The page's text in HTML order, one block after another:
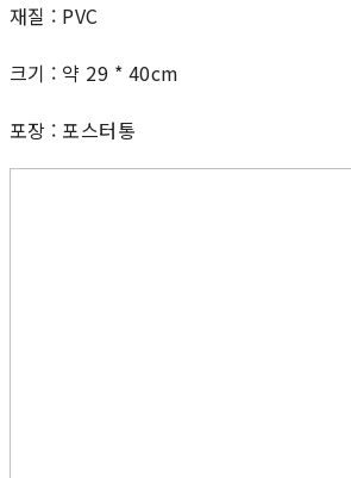
재질 : PVC
크기 : 약 29 * 40cm
포장 : 포스터통